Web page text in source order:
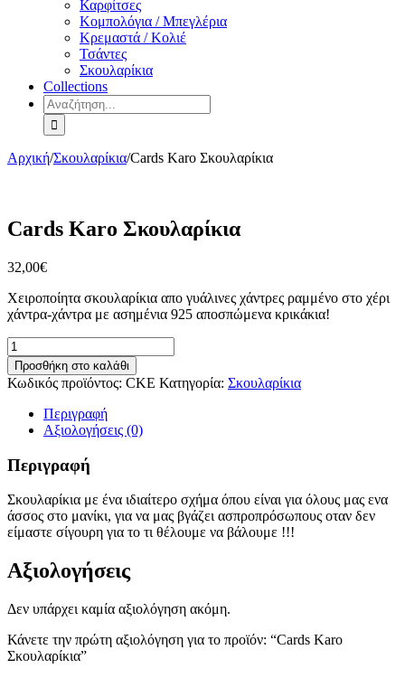
Καρφίτσες
Κομπολόγια / Μπεγλέρια
Κρεμαστά / Κολιέ
Τσάντες
Σκουλαρίκια
Collections
Αναζήτηση
για:
Αρχική/Σκουλαρίκια/Cards Karo Σκουλαρίκια
Cards Karo Σκουλαρίκια
32,00€
Χειροποίητα σκουλαρίκια απο γυάλινες χάντρες ραμμένο στο χέρι
χάντρα-χάντρα με ασημένια 925 αποσπώμενα κρικάκια!
Cards
Karo
Σκουλαρίκια
ποσότητα
Προσθήκη στο καλάθι
Κωδικός προϊόντος: CKE Κατηγορία: Σκουλαρίκια
Περιγραφή
Αξιολογήσεις (0)
Περιγραφή
Σκουλαρίκια με ένα ιδιαίτερο σχήμα όπου είναι για όλους μας ενα
άσσος στο μανίκι, για να μας βγάζει ασπροπρόσωπους οταν δεν
είμαστε σίγουρη για το τι θέλουμε να βάλουμε !!!
Αξιολογήσεις
Δεν υπάρχει καμία αξιολόγηση ακόμη.
Κάνετε την πρώτη αξιολόγηση για το προϊόν: “Cards Karo
Σκουλαρίκια”